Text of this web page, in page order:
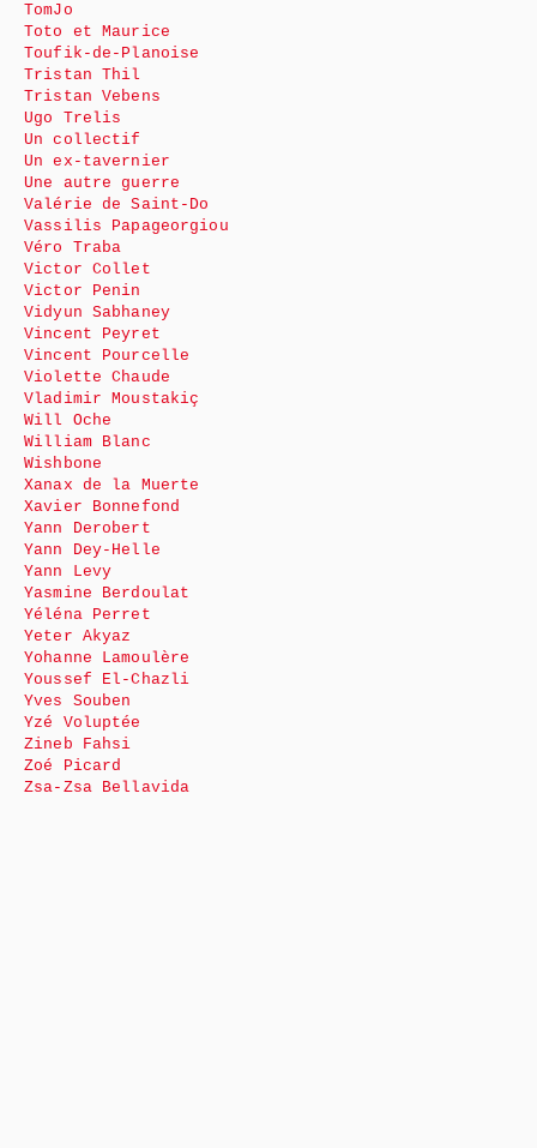
TomJo
Toto et Maurice
Toufik-de-Planoise
Tristan Thil
Tristan Vebens
Ugo Trelis
Un collectif
Un ex-tavernier
Une autre guerre
Valérie de Saint-Do
Vassilis Papageorgiou
Véro Traba
Victor Collet
Victor Penin
Vidyun Sabhaney
Vincent Peyret
Vincent Pourcelle
Violette Chaude
Vladimir Moustakiç
Will Oche
William Blanc
Wishbone
Xanax de la Muerte
Xavier Bonnefond
Yann Derobert
Yann Dey-Helle
Yann Levy
Yasmine Berdoulat
Yéléna Perret
Yeter Akyaz
Yohanne Lamoulère
Youssef El-Chazli
Yves Souben
Yzé Voluptée
Zineb Fahsi
Zoé Picard
Zsa-Zsa Bellavida